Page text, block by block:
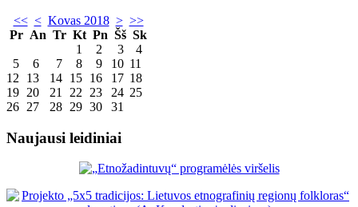
<< < Kovas 2018 > >>
Pr An Tr Kt Pn Šš Sk
1
2 3
4
5
6 7 8 9 10 11
12
13 14 15 16 17 18
19 20 21 22 23 24 25
26 27 28 29 30 31
Naujausi leidiniai